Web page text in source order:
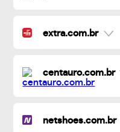
extra.com.br
centauro.com.br
netshoes.com.br